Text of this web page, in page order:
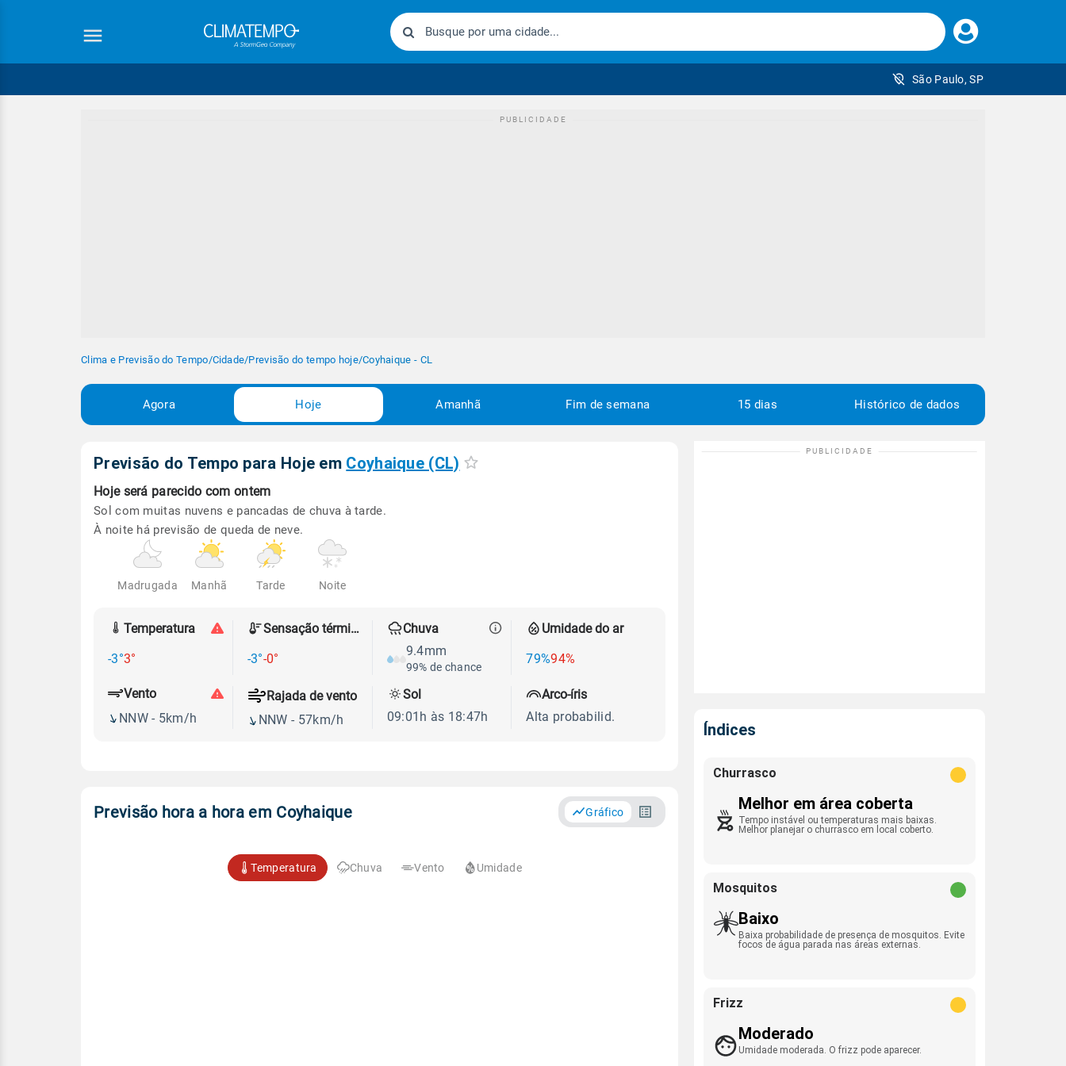
Faça
seu
São Paulo, SP
Clima e Previsão do Tempo/Cidade/Previsão do tempo hoje/Coyhaique - CL
Agora Hoje Amanhã Fim de semana 15 dias Histórico de dados
Previsão do Tempo para Hoje em Coyhaique (CL)
Hoje será parecido com ontem
Sol com muitas nuvens e pancadas de chuva à tarde.
À noite há previsão de queda de neve.
Madrugada Manhã Tarde Noite
Temperatura
-3°3°
Sensação térmica
-3°-0°
Chuva
9.4mm
99% de chance
Umidade do ar
79%94%
Vento
NNW - 5km/h
Rajada de vento
NNW - 57km/h
Sol
09:01h às 18:47h
Arco-íris
Alta probabilid.
Previsão hora a hora em Coyhaique Gráfico
Temperatura Chuva Vento Umidade
Índices
Churrasco
Melhor em área coberta
Tempo instável ou temperaturas mais baixas.
Melhor planejar o churrasco em local coberto.
Mosquitos
Baixo
Baixa probabilidade de presença de mosquitos. Evite
focos de água parada nas áreas externas.
Frizz
Moderado
Umidade moderada. O frizz pode aparecer.